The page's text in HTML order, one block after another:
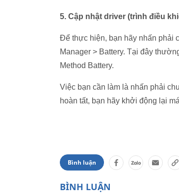
5. Cập nhật driver (trình điều
Để thực hiện, bạn hãy nhấn phải
Manager > Battery. Tại đây
Method Battery.
Việc bạn cần làm là nhấn phải
hoàn tất, bạn hãy khởi động lại
Bình luận